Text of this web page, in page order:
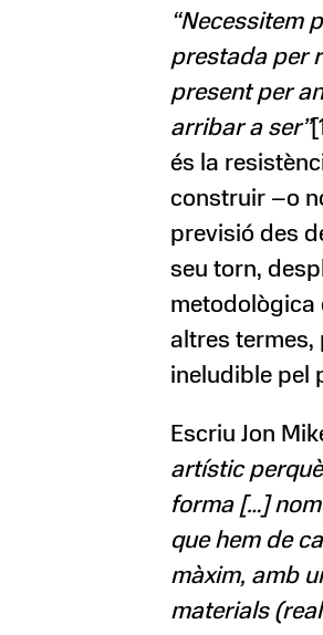
“Necessitem
prestada per
present per
arribar a ser”
és la
construir –o
previsió des
seu torn,
metodològica
altres termes,
ineludible pel
Escriu Jon
artístic
forma […]
que hem de
màxim, amb
materials